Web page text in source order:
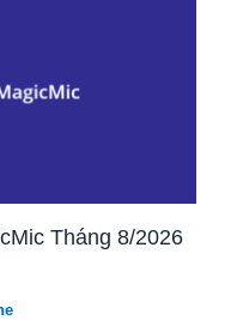
Tháng 8/2026